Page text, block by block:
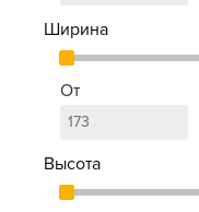
Ширина
От
Высота